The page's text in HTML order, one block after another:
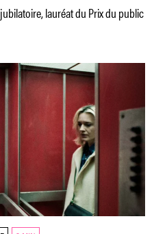
lauréat du Prix du public